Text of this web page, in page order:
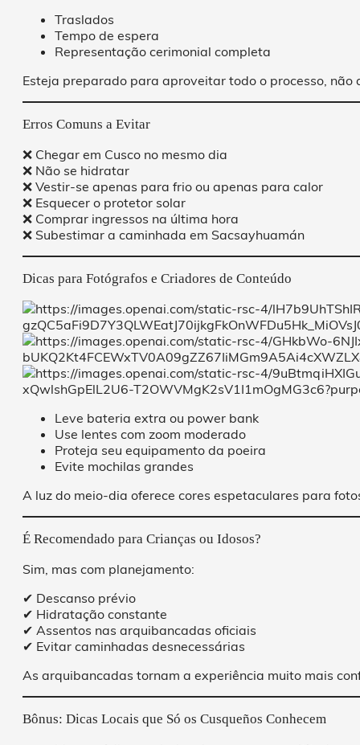
Traslados
Tempo de espera
Representação cerimonial completa
Esteja preparado para aproveitar todo o processo, não
Erros Comuns a Evitar
❌ Chegar em Cusco no mesmo dia
❌ Não se hidratar
❌ Vestir-se apenas para frio ou apenas para calor
❌ Esquecer o protetor solar
❌ Comprar ingressos na última hora
❌ Subestimar a caminhada em Sacsayhuamán
Dicas para Fotógrafos e Criadores de Conteúdo
Leve bateria extra ou power bank
Use lentes com zoom moderado
Proteja seu equipamento da poeira
Evite mochilas grandes
A luz do meio-dia oferece cores espetaculares para
É Recomendado para Crianças ou Idosos?
Sim, mas com planejamento:
✔ Descanso prévio
✔ Hidratação constante
✔ Assentos nas arquibancadas oficiais
✔ Evitar caminhadas desnecessárias
As arquibancadas tornam a experiência muito mais
Bônus: Dicas Locais que Só os Cusqueños Conhecem